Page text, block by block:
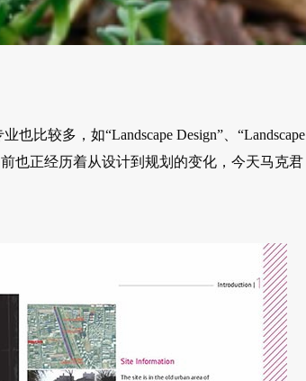
比较多，如“Landscape Design”、“Landscape
也正经历着从设计到规划的变化，今天马克君